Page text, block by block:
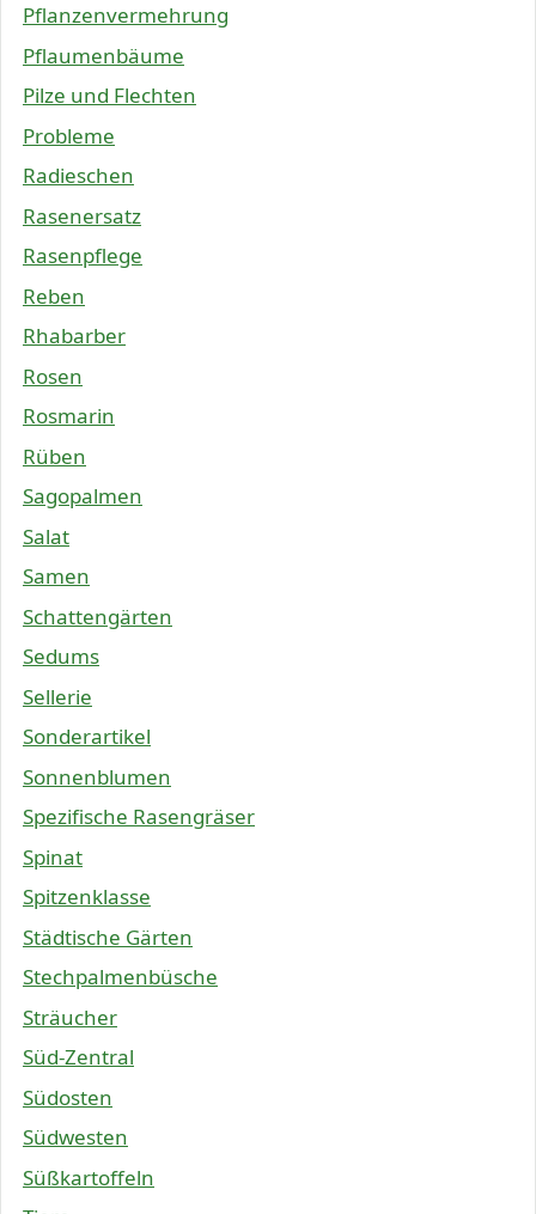
Pflanzenvermehrung
Pflaumenbäume
Pilze und Flechten
Probleme
Radieschen
Rasenersatz
Rasenpflege
Reben
Rhabarber
Rosen
Rosmarin
Rüben
Sagopalmen
Salat
Samen
Schattengärten
Sedums
Sellerie
Sonderartikel
Sonnenblumen
Spezifische Rasengräser
Spinat
Spitzenklasse
Städtische Gärten
Stechpalmenbüsche
Sträucher
Süd-Zentral
Südosten
Südwesten
Süßkartoffeln